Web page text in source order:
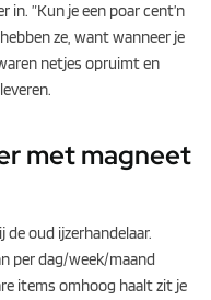
in. ”Kun je een poar cent’n
ze, want wanneer je
netjes opruimt en
met magneet
de oud ijzerhandelaar.
per dag/week/maand
items omhoog haalt zit je